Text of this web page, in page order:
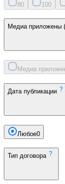
80 100
Медиа приложены
Медиа
Дата публикации
Любое0
Тип договора